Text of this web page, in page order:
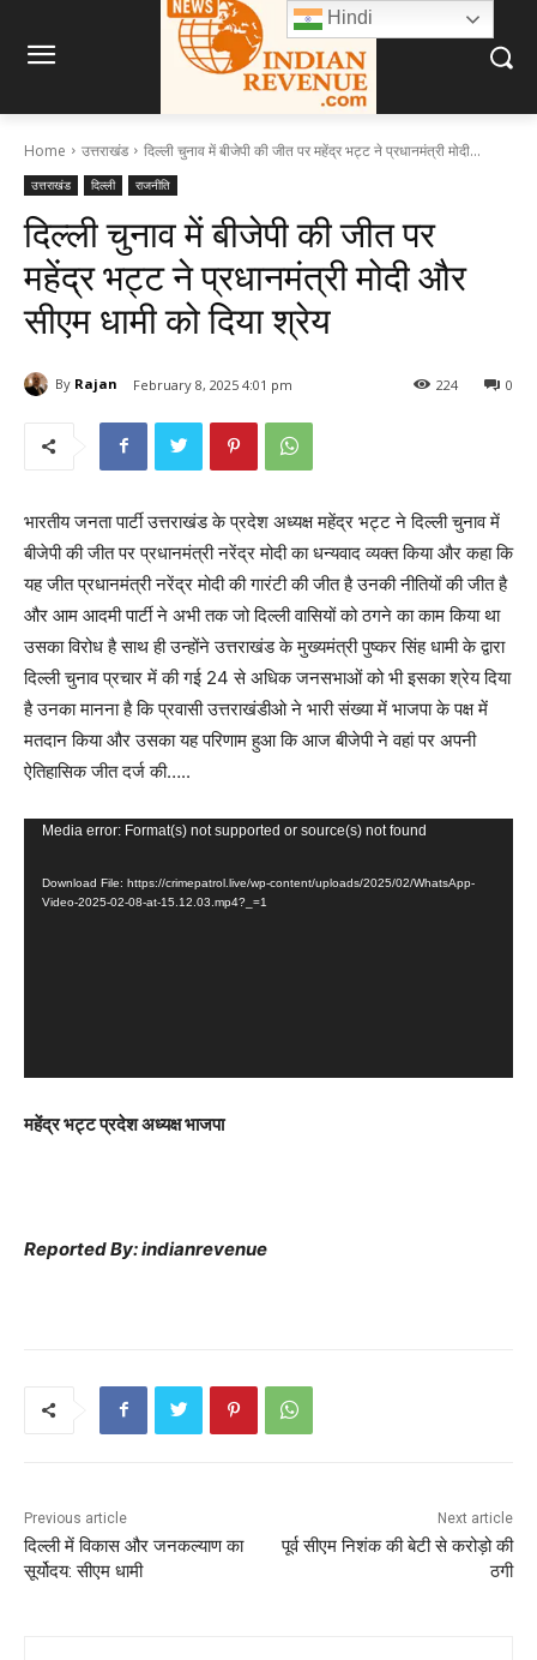
Home उत्तराखंड दिल्ली चुनाव में बीजेपी की जीत पर महेंद्र भट्ट ने प्रधानमंत्री मोदी...
उत्तराखंड दिल्ली राजनीति
दिल्ली चुनाव में बीजेपी की जीत पर
महेंद्र भट्ट ने प्रधानमंत्री मोदी और
सीएम धामी को दिया श्रेय
By Rajan February 8, 2025 4:01 pm 0
224
भारतीय जनता पार्टी उत्तराखंड के प्रदेश अध्यक्ष महेंद्र भट्ट ने दिल्ली चुनाव में
बीजेपी की जीत पर प्रधानमंत्री नरेंद्र मोदी का धन्यवाद व्यक्त किया और कहा कि
यह जीत प्रधानमंत्री नरेंद्र मोदी की गारंटी की जीत है उनकी नीतियों की जीत है
और आम आदमी पार्टी ने अभी तक जो दिल्ली वासियों को ठगने का काम किया था
उसका विरोध है साथ ही उन्होंने उत्तराखंड के मुख्यमंत्री पुष्कर सिंह धामी के द्वारा
दिल्ली चुनाव प्रचार में की गई 24 से अधिक जनसभाओं को भी इसका श्रेय दिया
है उनका मानना है कि प्रवासी उत्तराखंडीओ ने भारी संख्या में भाजपा के पक्ष में
मतदान किया और उसका यह परिणाम हुआ कि आज बीजेपी ने वहां पर अपनी
ऐतिहासिक जीत दर्ज की…..
y
Media error: Format(s) not supported or source(s) not found
Download File: https://crimepatrol.live/wp-content/uploads/2025/02/WhatsApp-
Video-2025-02-08-at-15.12.03.mp4?_=1
महेंद्र भट्ट प्रदेश अध्यक्ष भाजपा
Reported By: indianrevenue
Previous article
दिल्ली में विकास और जनकल्याण का
सूर्योदय: सीएम धामी
Next article
पूर्व सीएम निशंक की बेटी से करोड़ो की
ठगी
Hindi